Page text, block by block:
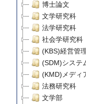
博士論文
文学研究科
法学研究科
社会学研究科
(KBS)経営管
(SDM)システ
(KMD)メディ
法務研究科
文学部